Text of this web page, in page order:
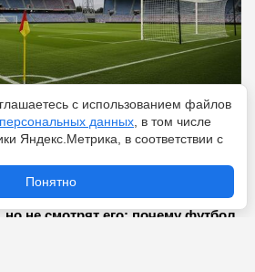
не смотрят его: почему футбол
с использованием файлов
данных , в том числе
Яндекс.Метрика, в соответствии с
Понятно